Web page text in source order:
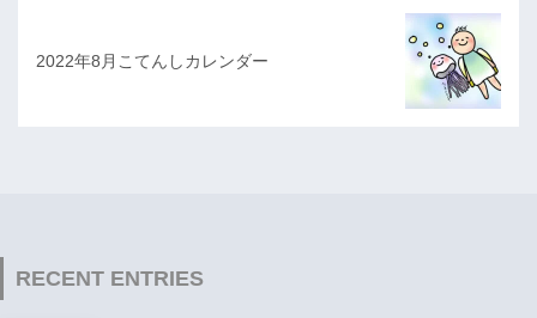
2022年8月こてんしカレンダー
RECENT ENTRIES